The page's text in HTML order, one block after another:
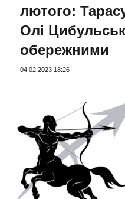
лютого:
Олі
обережними
04.02.2023 18:26